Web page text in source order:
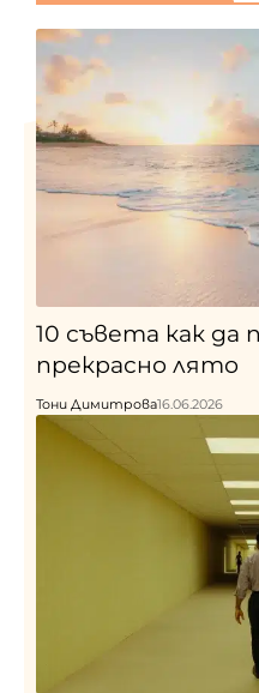
10 съвета как да
прекрасно лято
Тони Димитрова16.06.2026